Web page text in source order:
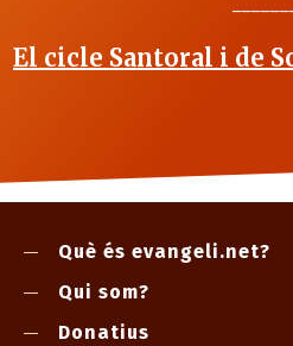
El cicle Santoral i de
Què és evangeli.net?
Qui som?
Donatius